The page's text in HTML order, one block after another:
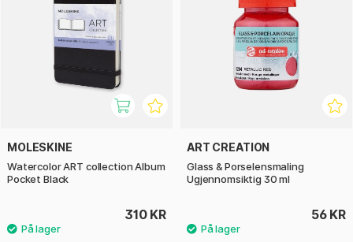
MOLESKINE
Watercolor ART collection Album
Pocket Black
310 KR
ART CREATION
Glass & Porselensmaling
Ugjennomsiktig 30 ml
56 KR